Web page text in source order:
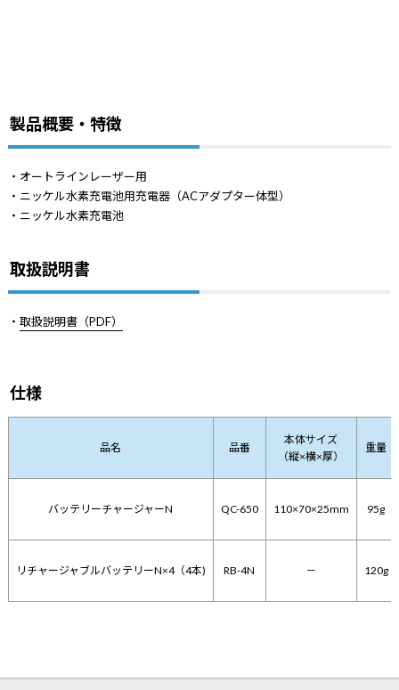
製品概要・特徴
・オートラインレーザー用
・ニッケル水素充電池用充電器（ACアダプター体型）
・ニッケル水素充電池
取扱説明書
・ 取扱説明書（PDF）
仕様
品名 品番
本体サイズ
（縦×横×厚）
重量
バッテリーチャージャーN QC-650 110×70×25mm 95g
リチャージャブルバッテリーN×4（4本) RB-4N － 120g